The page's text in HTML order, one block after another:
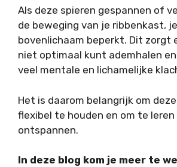
Als deze spieren gespannen of
de beweging van je ribbenkast,
bovenlichaam beperkt. Dit zorgt
niet optimaal kunt ademhalen
veel mentale en lichamelijke
Het is daarom belangrijk om
flexibel te houden en om te
ontspannen.
In deze blog kom je meer te